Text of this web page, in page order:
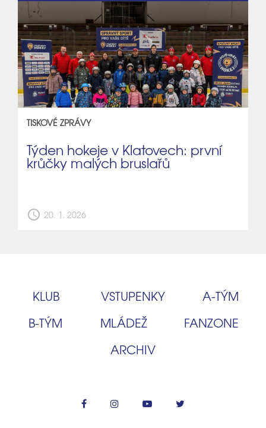
TISKOVÉ ZPRÁVY
Týden hokeje v Klatovech: první
krůčky malých bruslařů
schedule 20. 1. 2026
KLUB VSTUPENKY
A‑TÝM
B‑TÝM
MLÁDEŽ
FANZONE
ARCHIV